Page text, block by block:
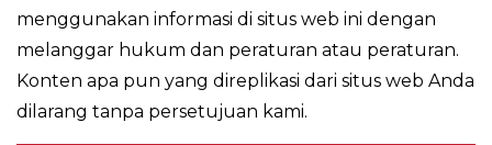
menggunakan informasi di situs web ini dengan
melanggar hukum dan peraturan atau peraturan.
Konten apa pun yang direplikasi dari situs web Anda
dilarang tanpa persetujuan kami.